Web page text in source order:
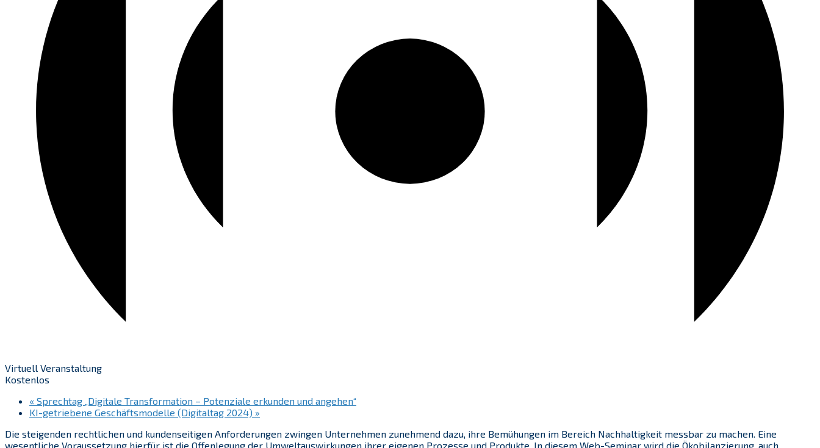
Virtuell Veranstaltung
Kostenlos
« Sprechtag „Digitale Transformation – Potenziale erkunden und angehen“
KI-getriebene Geschäftsmodelle (Digitaltag 2024) »
Die steigenden rechtlichen und kundenseitigen Anforderungen zwingen Unternehmen zunehmend dazu, ihre Bemühungen im Bereich Nachhaltigkeit messbar zu machen. Eine
wesentliche Voraussetzung hierfür ist die Offenlegung der Umweltauswirkungen ihrer eigenen Prozesse und Produkte. In diesem Web-Seminar wird die Ökobilanzierung, auch